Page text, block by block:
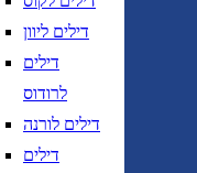
דילים ליוון
דילים
לרודוס
דילים לורנה
דילים